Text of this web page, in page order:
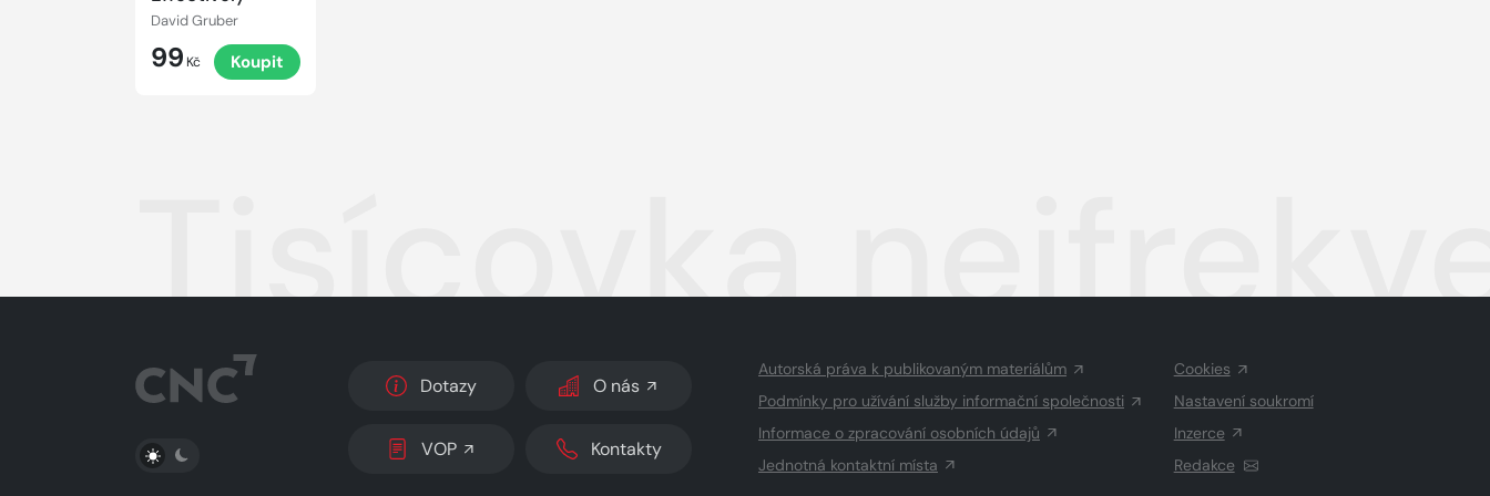
David Gruber
99 Kč Koupit
Tisícovka
PŘEPNOUT SVĚTLÝ/TMAVÝ REŽIM
Dotazy O nás
VOP Kontakty
Autorská práva k publikovaným materiálům
Podmínky pro užívání služby informační společnosti
Informace o zpracování osobních údajů
Jednotná kontaktní místa
Cookies
Nastavení soukromí
Inzerce
Redakce